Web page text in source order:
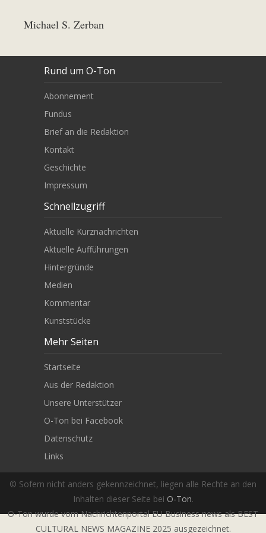
Michael S. Zerban
© Sofern nicht anders gekennzeichnet, liegen alle Rechte an den
Inhalten dieser Seite bei O-Ton.
O-Ton wurde vom Nachrichtenportal EU Business news als BEST
CULTURAL NEWS MAGAZINE 2025 ausgezeichnet.
Rund um O-Ton
Abonnement
Fundus
Brief an die Redaktion
Kontakt
Geschichte
Impressum
Schnellzugriff
Aktuelle Kurznachrichten
Aktuelle Aufführungen
Hintergründe
Medien
Kommentar
Kunststücke
Mehr Seiten
Startseite
Aus der Redaktion
Unsere Unterstützer
O-Ton bei Facebook
Datenschutz
Links